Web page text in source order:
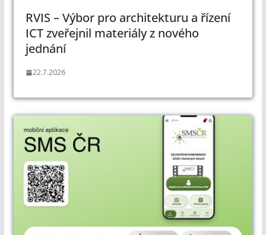
RVIS – Výbor pro architekturu a řízení
ICT zveřejnil materiály z nového
jednání
22.7.2026